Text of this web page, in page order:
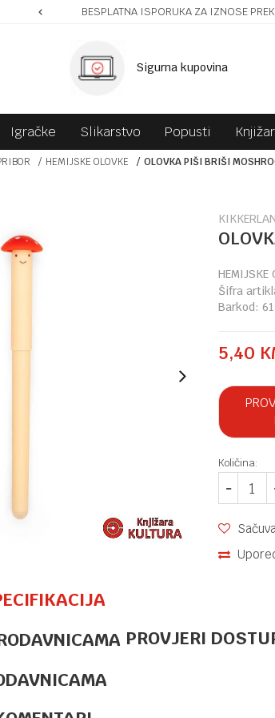
BESPLATNA ISPORUKA ZA IZNOSE
Sigurna kupovina
Igračke Slikarstvo Popusti
HEMIJSKE OLOVKE OLOVKA PIŠI BRIŠI
HEMIJSKE
Šifra
Barkod:
5,40
Količina:
PROVJERI
HEMIJSKE OLOVKE